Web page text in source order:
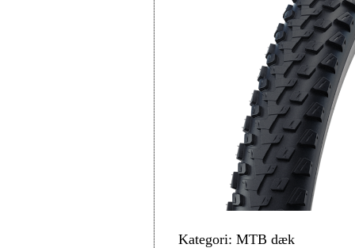
Kategori: MTB dæk